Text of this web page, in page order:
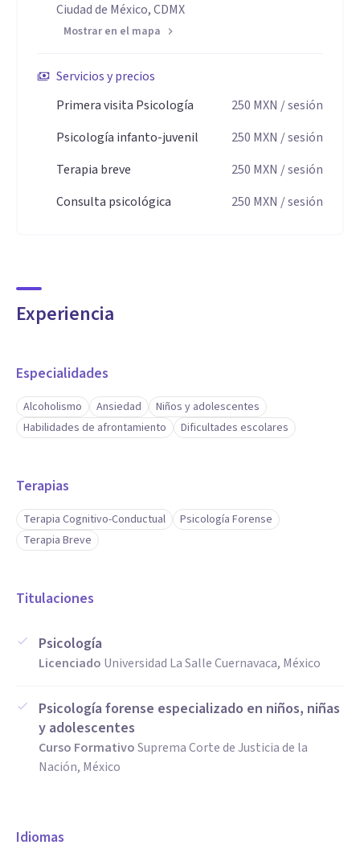
Ciudad de México, CDMX
Mostrar en el mapa
Servicios y precios
Primera visita Psicología
250 MXN / sesión
Psicología infanto-juvenil
250 MXN / sesión
Terapia breve
250 MXN / sesión
Consulta psicológica
250 MXN / sesión
Experiencia
Especialidades
Alcoholismo Ansiedad
Niños y adolescentes
Habilidades de afrontamiento
Dificultades escolares
Terapias
Terapia Cognitivo-Conductual
Psicología Forense
Terapia Breve
Titulaciones
Psicología
Licenciado Universidad La Salle Cuernavaca, México
Psicología forense especializado en niños, niñas
y adolescentes
Curso FormativoSuprema Corte de Justicia de la
Nación, México
Idiomas